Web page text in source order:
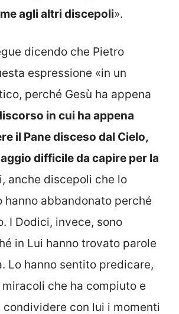
agli altri discepoli».
dicendo che Pietro
espressione «in un
perché Gesù ha appena
in cui ha appena
il Pane disceso dal Cielo,
difficile da capire per la
anche discepoli che lo
hanno abbandonato perché
I Dodici, invece, sono
in Lui hanno trovato parole
Lo hanno sentito predicare,
che ha compiuto e
condividere con lui i momenti